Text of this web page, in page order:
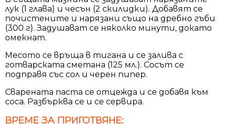
лук (1 глава) и чесън (2 скилидки). Добавят се
почистените и нарязани също на дребно гъби
(300 г). Задушават се няколко минути, докато
омекнат.
Месото се връща в тигана и се залива с
готварската сметана (125 мл.). Сосът се
подправя със сол и черен пипер.
Сварената паста се отцежда и се добавя към
соса. Разбърква се и се сервира.
ВРЕМЕ ЗА ПРИГОТВЯНЕ: